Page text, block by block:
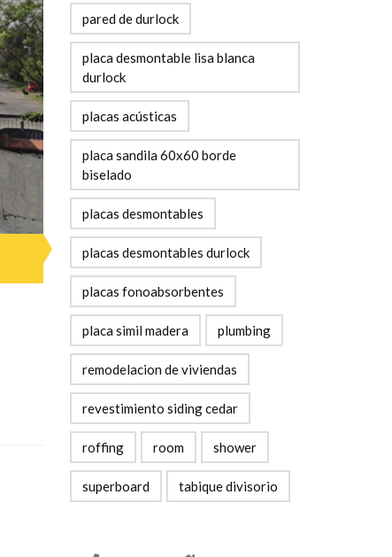
pared de durlock
placa desmontable lisa blanca
durlock
placas acústicas
placa sandila 60x60 borde
biselado
placas desmontables
placas desmontables durlock
placas fonoabsorbentes
placa simil madera plumbing
remodelacion de viviendas
revestimiento siding cedar
roffing room shower
superboard tabique divisorio